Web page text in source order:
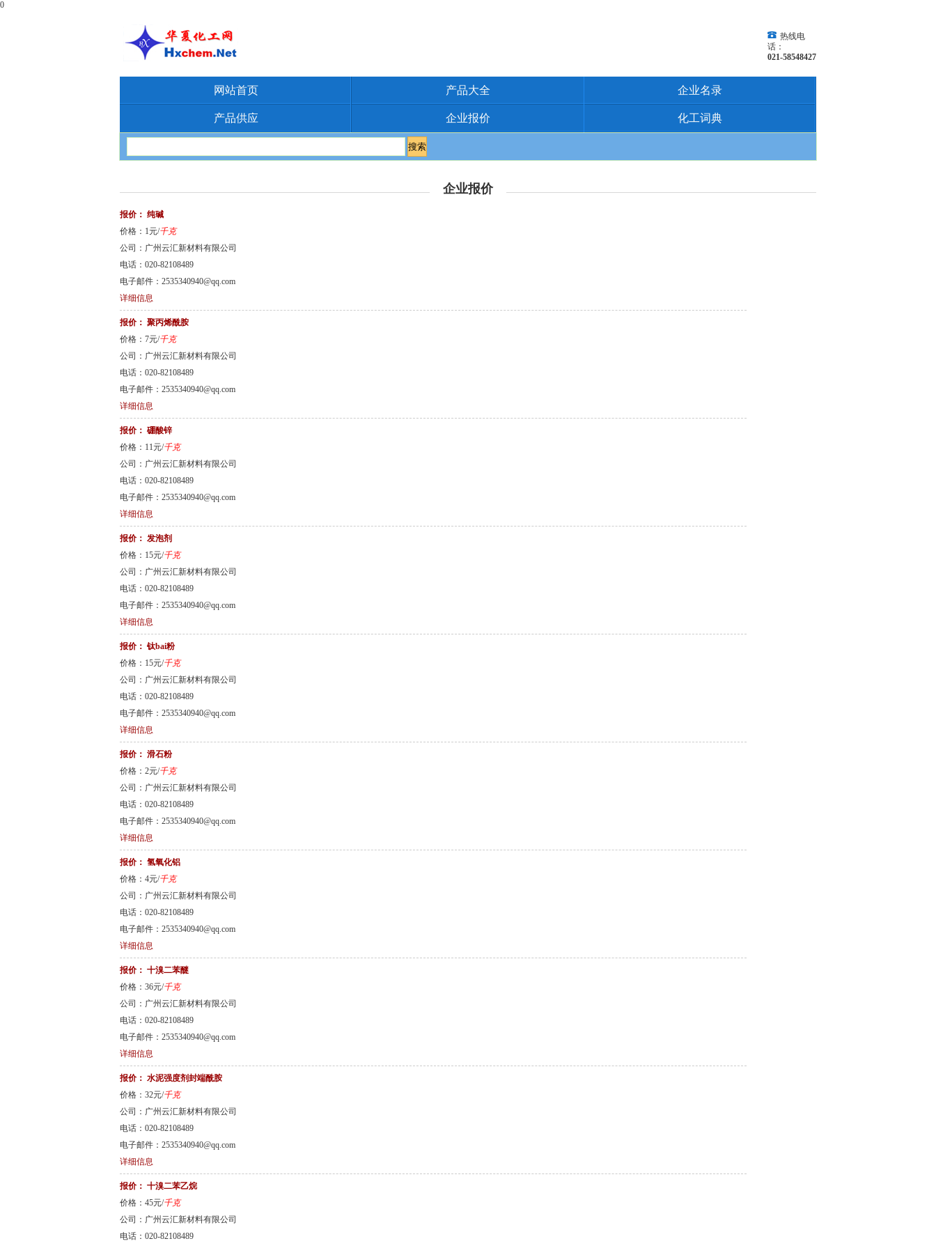
0
热线电
话：
021-58548427
网站首页 产品大全 企业名录
产品供应 企业报价 化工词典
企业报价
报价： 纯碱
价格：1元/千克
公司：广州云汇新材料有限公司
电话：020-82108489
电子邮件：2535340940@qq.com
详细信息
报价： 聚丙烯酰胺
价格：7元/千克
公司：广州云汇新材料有限公司
电话：020-82108489
电子邮件：2535340940@qq.com
详细信息
报价： 硼酸锌
价格：11元/千克
公司：广州云汇新材料有限公司
电话：020-82108489
电子邮件：2535340940@qq.com
详细信息
报价： 发泡剂
价格：15元/千克
公司：广州云汇新材料有限公司
电话：020-82108489
电子邮件：2535340940@qq.com
详细信息
报价： 钛bai粉
价格：15元/千克
公司：广州云汇新材料有限公司
电话：020-82108489
电子邮件：2535340940@qq.com
详细信息
报价： 滑石粉
价格：2元/千克
公司：广州云汇新材料有限公司
电话：020-82108489
电子邮件：2535340940@qq.com
详细信息
报价： 氢氧化铝
价格：4元/千克
公司：广州云汇新材料有限公司
电话：020-82108489
电子邮件：2535340940@qq.com
详细信息
报价： 十溴二苯醚
价格：36元/千克
公司：广州云汇新材料有限公司
电话：020-82108489
电子邮件：2535340940@qq.com
详细信息
报价： 水泥强度剂封端酰胺
价格：32元/千克
公司：广州云汇新材料有限公司
电话：020-82108489
电子邮件：2535340940@qq.com
详细信息
报价： 十溴二苯乙烷
价格：45元/千克
公司：广州云汇新材料有限公司
电话：020-82108489